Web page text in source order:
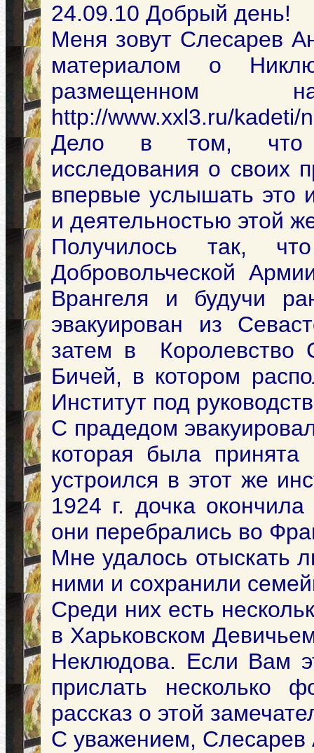
24.09.10 Добрый день!
Меня зовут Слесарев
материалом о
http://www.xxl3.ru/kadeti/
Дело в том, что
исследования о своих
впервые услышать
и деятельностью этой
Получилось так,
Добровольческой
Врангеля и будучи
эвакуирован из
затем в Королевство
Бичей, в котором
Институт под
С прадедом
которая была
устроился в этот же
1924 г. дочка
они перебрались во
Мне удалось отыскать
ними и сохранили
Среди них есть
в Харьковском
Неклюдова. Если Вам
прислать несколько
рассказ о этой
С уважением, Слесарев